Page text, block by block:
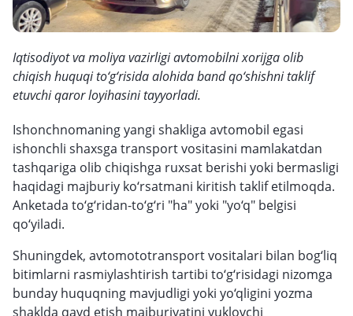
Iqtisodiyot va moliya vazirligi avtomobilni xorijga olib
chiqish huquqi to‘g‘risida alohida band qo‘shishni taklif
etuvchi qaror loyihasini tayyorladi.
Ishonchnomaning yangi shakliga avtomobil egasi
ishonchli shaxsga transport vositasini mamlakatdan
tashqariga olib chiqishga ruxsat berishi yoki bermasligi
haqidagi majburiy ko‘rsatmani kiritish taklif etilmoqda.
Anketada to‘g‘ridan-to‘g‘ri "ha" yoki "yo‘q" belgisi
qo‘yiladi.
Shuningdek, avtomototransport vositalari bilan bog‘liq
bitimlarni rasmiylashtirish tartibi to‘g‘risidagi nizomga
bunday huquqning mavjudligi yoki yo‘qligini yozma
shaklda qayd etish majburiyatini yuklovchi